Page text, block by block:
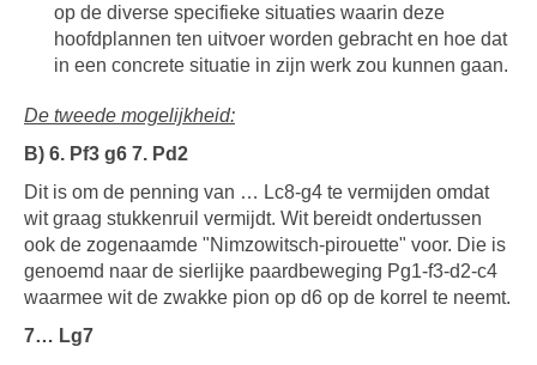
op de diverse specifieke situaties waarin deze
hoofdplannen ten uitvoer worden gebracht en hoe dat
in een concrete situatie in zijn werk zou kunnen gaan.
De tweede mogelijkheid:
B) 6. Pf3 g6 7. Pd2
Dit is om de penning van … Lc8-g4 te vermijden omdat
wit graag stukkenruil vermijdt. Wit bereidt ondertussen
ook de zogenaamde "Nimzowitsch-pirouette" voor. Die is
genoemd naar de sierlijke paardbeweging Pg1-f3-d2-c4
waarmee wit de zwakke pion op d6 op de korrel te neemt.
7… Lg7